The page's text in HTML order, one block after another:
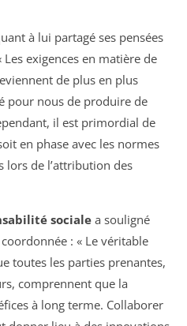
à lui partagé ses pensées
exigences en matière de
de plus en plus
pour nous de produire de
il est primordial de
en phase avec les normes
lors de l’attribution des
socialea souligné
: « Le véritable
toutes les parties prenantes,
comprennent que la
à long terme. Collaborer